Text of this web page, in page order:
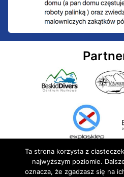
Ta strona korzysta z
najwyższym poziomie.
oznacza, że zgadzasz się na